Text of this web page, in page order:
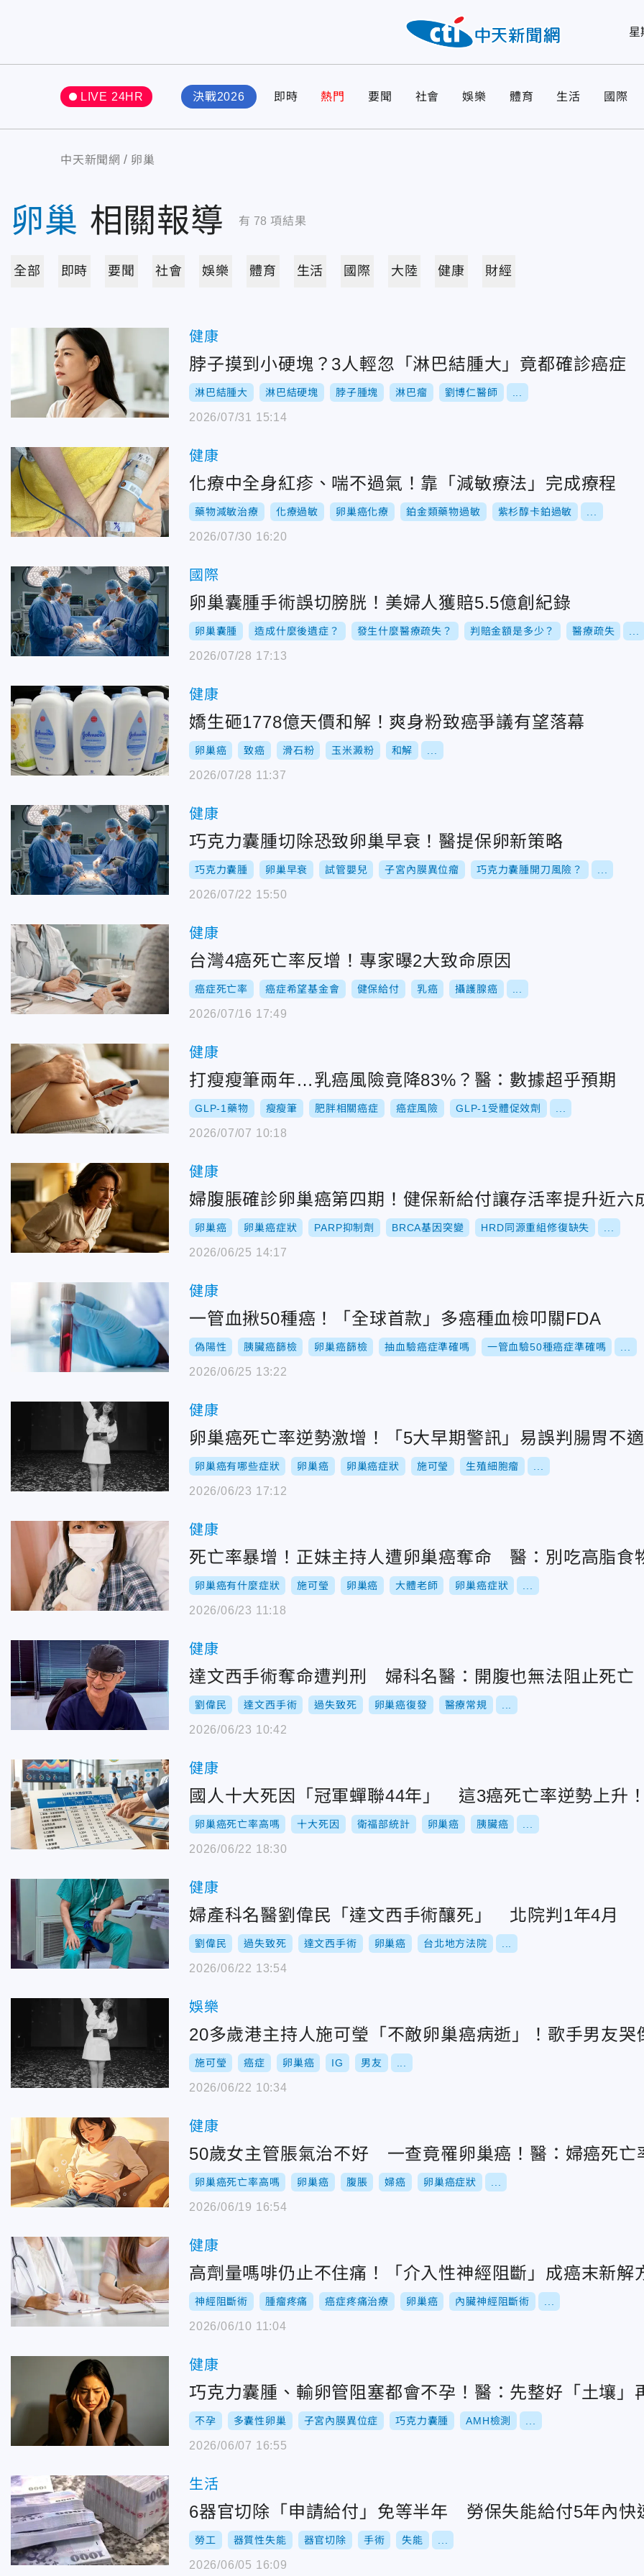
星
LIVE 24HR 決戰2026 即時 熱門 要聞 社會 娛樂 體育 生活 國際
中天新聞網 卵巢
卵巢 相關報導 有 78 項結果
全部 即時 要聞 社會 娛樂 體育 生活 國際 大陸 健康 財經
健康
脖子摸到小硬塊？3人輕忽「淋巴結腫大」竟都確診癌症
淋巴結腫大 淋巴結硬塊 脖子腫塊 淋巴瘤 劉博仁醫師
2026/07/31 15:14
健康
化療中全身紅疹、喘不過氣！靠「減敏療法」完成療程
藥物減敏治療 化療過敏 卵巢癌化療 鉑金類藥物過敏 紫杉醇卡鉑過敏
2026/07/30 16:20
國際
卵巢囊腫手術誤切膀胱！美婦人獲賠5.5億創紀錄
卵巢囊腫 造成什麼後遺症？ 發生什麼醫療疏失？ 判賠金額是多少？ 醫療疏失
2026/07/28 17:13
健康
嬌生砸1778億天價和解！爽身粉致癌爭議有望落幕
卵巢癌 致癌 滑石粉 玉米澱粉 和解
2026/07/28 11:37
健康
巧克力囊腫切除恐致卵巢早衰！醫提保卵新策略
巧克力囊腫 卵巢早衰 試管嬰兒 子宮內膜異位瘤 巧克力囊腫開刀風險？
2026/07/22 15:50
健康
台灣4癌死亡率反增！專家曝2大致命原因
癌症死亡率 癌症希望基金會 健保給付 乳癌 攝護腺癌
2026/07/16 17:49
健康
打瘦瘦筆兩年…乳癌風險竟降83%？醫：數據超乎預期
GLP-1藥物 瘦瘦筆 肥胖相關癌症 癌症風險 GLP-1受體促效劑
2026/07/07 10:18
健康
婦腹脹確診卵巢癌第四期！健保新給付讓存活率提升近六
卵巢癌 卵巢癌症狀 PARP抑制劑 BRCA基因突變 HRD同源重組修復缺失
2026/06/25 14:17
健康
一管血揪50種癌！「全球首款」多癌種血檢叩關FDA
偽陽性 胰臟癌篩檢 卵巢癌篩檢 抽血驗癌症準確嗎 一管血驗50種癌症準確嗎
2026/06/25 13:22
健康
卵巢癌死亡率逆勢激增！「5大早期警訊」易誤判腸胃不適
卵巢癌有哪些症狀 卵巢癌 卵巢癌症狀 施可瑩 生殖細胞瘤
2026/06/23 17:12
健康
死亡率暴增！正妹主持人遭卵巢癌奪命 醫：別吃高脂食
卵巢癌有什麼症狀 施可瑩 卵巢癌 大體老師 卵巢癌症狀
2026/06/23 11:18
健康
達文西手術奪命遭判刑 婦科名醫：開腹也無法阻止死亡
劉偉民 達文西手術 過失致死 卵巢癌復發 醫療常規
2026/06/23 10:42
健康
國人十大死因「冠軍蟬聯44年」 這3癌死亡率逆勢上升
卵巢癌死亡率高嗎 十大死因 衛福部統計 卵巢癌 胰臟癌
2026/06/22 18:30
健康
婦產科名醫劉偉民「達文西手術釀死」 北院判1年4月
劉偉民 過失致死 達文西手術 卵巢癌 台北地方法院
2026/06/22 13:54
娛樂
20多歲港主持人施可瑩「不敵卵巢癌病逝」！歌手男友哭
施可瑩 癌症 卵巢癌 IG 男友
2026/06/22 10:34
健康
50歲女主管脹氣治不好 一查竟罹卵巢癌！醫：婦癌死亡
卵巢癌死亡率高嗎 卵巢癌 腹脹 婦癌 卵巢癌症狀
2026/06/19 16:54
健康
高劑量嗎啡仍止不住痛！「介入性神經阻斷」成癌末新解
神經阻斷術 腫瘤疼痛 癌症疼痛治療 卵巢癌 內臟神經阻斷術
2026/06/10 11:04
健康
巧克力囊腫、輸卵管阻塞都會不孕！醫：先整好「土壤」
不孕 多囊性卵巢 子宮內膜異位症 巧克力囊腫 AMH檢測
2026/06/07 16:55
生活
6器官切除「申請給付」免等半年 勞保失能給付5年內快
勞工 器質性失能 器官切除 手術 失能
2026/06/05 16:09